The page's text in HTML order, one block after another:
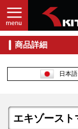
商品詳細
日本語
エキゾースト